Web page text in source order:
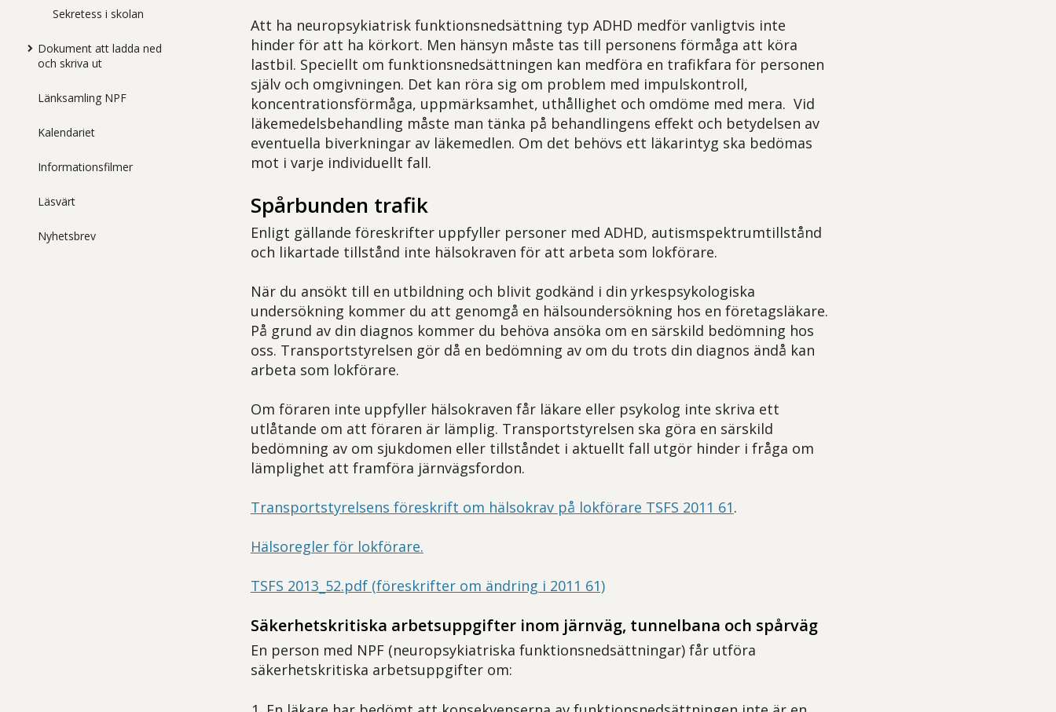
Sekretess i skolan
Dokument att ladda ned
och skriva ut
Länksamling NPF
Kalendariet
Informationsfilmer
Läsvärt
Nyhetsbrev
Att ha neuropsykiatrisk funktionsnedsättning typ ADHD medför vanligtvis inte
hinder för att ha körkort. Men hänsyn måste tas till personens förmåga att köra
lastbil. Speciellt om funktionsnedsättningen kan medföra en trafikfara för personen
själv och omgivningen. Det kan röra sig om problem med impulskontroll,
koncentrationsförmåga, uppmärksamhet, uthållighet och omdöme med mera. Vid
läkemedelsbehandling måste man tänka på behandlingens effekt och betydelsen av
eventuella biverkningar av läkemedlen. Om det behövs ett läkarintyg ska bedömas
mot i varje individuellt fall.
Spårbunden trafik
Enligt gällande föreskrifter uppfyller personer med ADHD, autismspektrumtillstånd
och likartade tillstånd inte hälsokraven för att arbeta som lokförare.
När du ansökt till en utbildning och blivit godkänd i din yrkespsykologiska
undersökning kommer du att genomgå en hälsoundersökning hos en företagsläkare.
På grund av din diagnos kommer du behöva ansöka om en särskild bedömning hos
oss. Transportstyrelsen gör då en bedömning av om du trots din diagnos ändå kan
arbeta som lokförare.
Om föraren inte uppfyller hälsokraven får läkare eller psykolog inte skriva ett
utlåtande om att föraren är lämplig. Transportstyrelsen ska göra en särskild
bedömning av om sjukdomen eller tillståndet i aktuellt fall utgör hinder i fråga om
lämplighet att framföra järnvägsfordon.
Transportstyrelsens föreskrift om hälsokrav på lokförare TSFS 2011 61.
Hälsoregler för lokförare.
TSFS 2013_52.pdf (föreskrifter om ändring i 2011 61)
Säkerhetskritiska arbetsuppgifter inom järnväg, tunnelbana och spårväg
En person med NPF (neuropsykiatriska funktionsnedsättningar) får utföra
säkerhetskritiska arbetsuppgifter om: